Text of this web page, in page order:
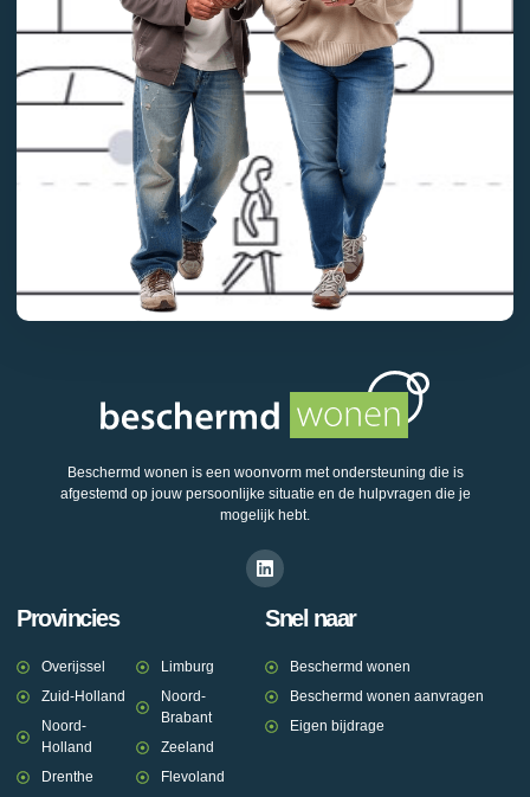
Beschermd wonen is een woonvorm met ondersteuning die is
afgestemd op jouw persoonlijke situatie en de hulpvragen die je
mogelijk hebt.
Provincies
Overijssel
Zuid-Holland
Noord-
Holland
Drenthe
Limburg
Noord-
Brabant
Zeeland
Flevoland
Snel naar
Beschermd wonen
Beschermd wonen aanvragen
Eigen bijdrage